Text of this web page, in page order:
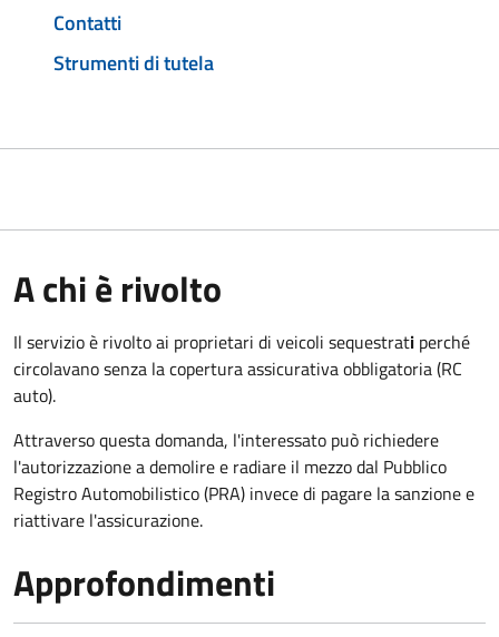
Contatti
Strumenti di tutela
A chi è rivolto
Il servizio è rivolto ai proprietari di veicoli sequestrati perché
circolavano senza la copertura assicurativa obbligatoria (RC
auto).
Attraverso questa domanda, l'interessato può richiedere
l'autorizzazione a demolire e radiare il mezzo dal Pubblico
Registro Automobilistico (PRA) invece di pagare la sanzione e
riattivare l'assicurazione.
Approfondimenti